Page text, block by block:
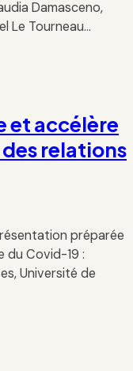
Damasceno,
Le Tourneau…
et accélère
relations
préparée
du Covid-19 :
Université de